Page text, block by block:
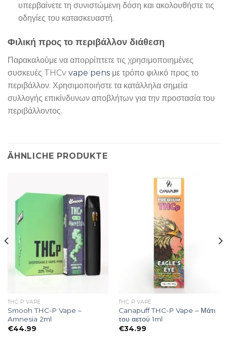
υπερβαίνετε τη συνιστώμενη δόση και ακολουθήστε τις
οδηγίες του κατασκευαστή.
Φιλική προς το περιβάλλον διάθεση
Παρακαλούμε να απορρίπτετε τις χρησιμοποιημένες
συσκευές THCv vape pens με τρόπο φιλικό προς το
περιβάλλον. Χρησιμοποιήστε τα κατάλληλα σημεία
συλλογής επικίνδυνων αποβλήτων για την προστασία του
περιβάλλοντος.
ÄHNLICHE PRODUKTE
THC P VAPE
Smooh THC-P Vape –
Amnesia 2ml
€44.99
THC P VAPE
Canapuff THC-P Vape – Μάτι
του αετού 1ml
€34.99